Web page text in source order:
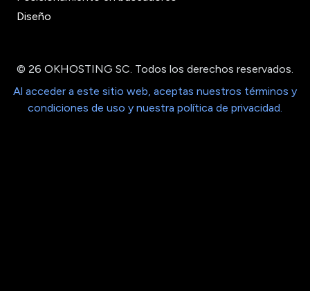
Diseño
© 26 OKHOSTING SC. Todos los derechos reservados.
Al acceder a este sitio web, aceptas nuestros términos y
condiciones de uso y nuestra política de privacidad.